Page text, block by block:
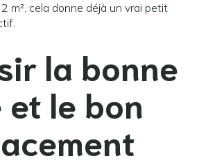
m², cela donne déjà un vrai petit
la bonne
le bon